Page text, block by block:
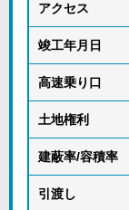
アクセス
竣工年月日
高速乗り口
土地権利
建蔽率/容積率
引渡し